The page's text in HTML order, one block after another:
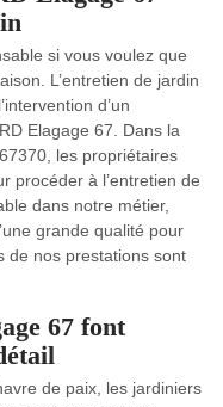
si vous voulez que
L’entretien de jardin
d’un
Elagage 67. Dans la
les propriétaires
procéder à l’entretien de
dans notre métier,
grande qualité pour
de nos prestations sont
67 font
de paix, les jardiniers